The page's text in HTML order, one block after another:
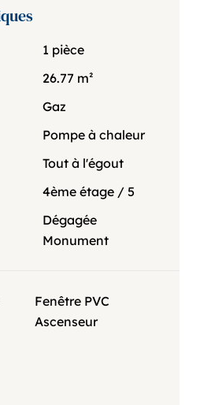
1 pièce
26.77 m²
Gaz
Pompe à chaleur
Tout à l'égout
4ème étage / 5
Dégagée
Monument
Fenêtre PVC
Ascenseur